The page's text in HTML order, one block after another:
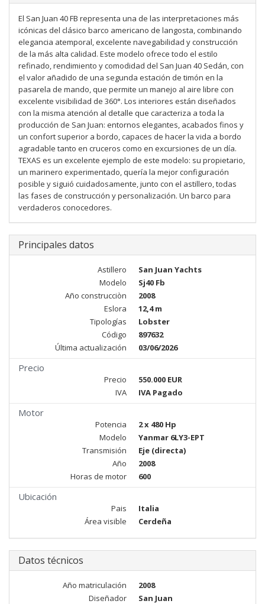
El San Juan 40 FB representa una de las interpretaciones más
icónicas del clásico barco americano de langosta, combinando
elegancia atemporal, excelente navegabilidad y construcción
de la más alta calidad. Este modelo ofrece todo el estilo
refinado, rendimiento y comodidad del San Juan 40 Sedán, con
el valor añadido de una segunda estación de timón en la
pasarela de mando, que permite un manejo al aire libre con
excelente visibilidad de 360°. Los interiores están diseñados
con la misma atención al detalle que caracteriza a toda la
producción de San Juan: entornos elegantes, acabados finos y
un confort superior a bordo, capaces de hacer la vida a bordo
agradable tanto en cruceros como en excursiones de un día.
TEXAS es un excelente ejemplo de este modelo: su propietario,
un marinero experimentado, quería la mejor configuración
posible y siguió cuidadosamente, junto con el astillero, todas
las fases de construcción y personalización. Un barco para
verdaderos conocedores.
Principales datos
Astillero
San Juan Yachts
Modelo
Sj40 Fb
Año construcciòn
2008
Eslora
12,4 m
Tipologías
Lobster
Código
897632
Última actualización
03/06/2026
Precio
Precio
550.000 EUR
IVA
IVA Pagado
Motor
Potencia
2 x 480 Hp
Modelo
Yanmar 6LY3-EPT
Transmisión
Eje (directa)
Año
2008
Horas de motor
600
Ubicación
Pais
Italia
Área visible
Cerdeña
Datos técnicos
Año matriculación
2008
Diseñador
San Juan